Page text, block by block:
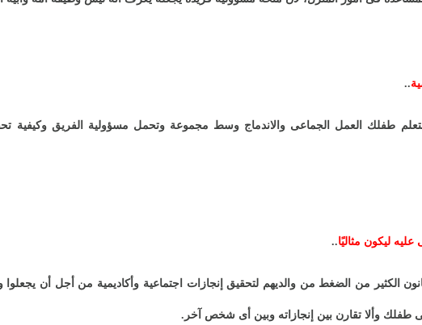
..
لتعلم طفلك العمل الجماعى والاندماج وسط مجموعة وتحمل مسؤولية الفريق وكيفية
ليكون مثاليًا..
الكثير من الضغط من والديهم لتحقيق إنجازات اجتماعية وأكاديمية من أجل أن
طفلك وألا تقارن بين إنجازاته وبين أى شخص آخر .